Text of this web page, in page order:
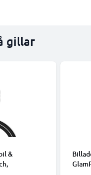
gillar
&